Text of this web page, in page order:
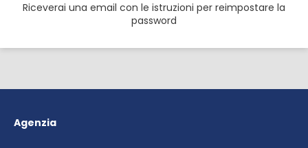
Riceverai una email con le istruzioni per reimpostare la
password
Agenzia